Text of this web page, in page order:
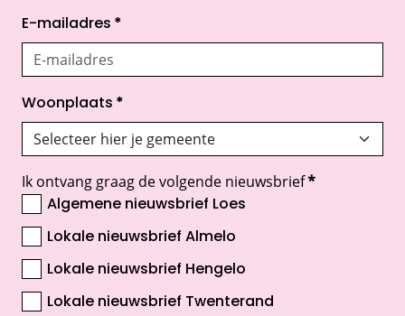
E-mailadres *
Woonplaats *
Ik ontvang graag de volgende nieuwsbrief*
Algemene nieuwsbrief Loes
Lokale nieuwsbrief Almelo
Lokale nieuwsbrief Hengelo
Lokale nieuwsbrief Twenterand